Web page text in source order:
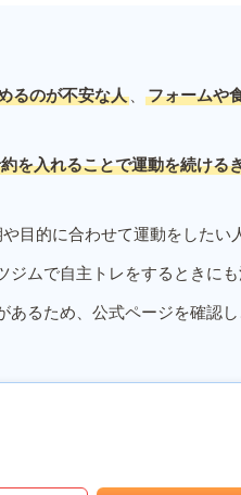
るのが不安な人 、
フォームや
を入れることで運動を続ける
目的に合わせて運動をしたい
ムで自主トレをするときにも
るため、公式ページを確認